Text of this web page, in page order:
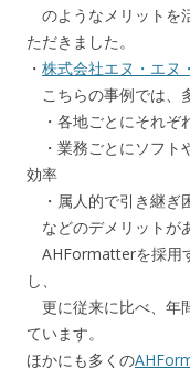
のようなメリットを
ただきました。
・ 株式会社エヌ・エヌ
こちらの事例では、
・各地ごとにそれぞ
・業務ごとにソフト
効率
・属人的で引き継ぎ
などのデメリットが
AHFormatterを採用
し、
更に従来に比べ、年
ています。
ほかにも多くの